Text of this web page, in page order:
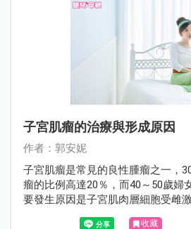
子宮肌瘤的治療與形成原因
作者：郭安妮
子宮肌瘤是常見的良性腫瘤之一，
瘤的比例高達20％，而40～50歲婦
要發生原因是子宮肌肉層細胞受雌
的良性腫瘤，大部份不需要治療，
收藏